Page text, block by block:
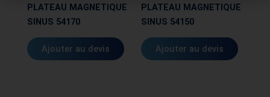
PLATEAU MAGNETIQUE
SINUS 54170
Ajouter au devis
la
page
PLATEAU MAGNETIQUE
SINUS 54150
Ajouter au devis
la
page